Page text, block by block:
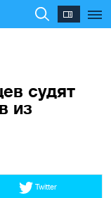
судят
из
Twitter